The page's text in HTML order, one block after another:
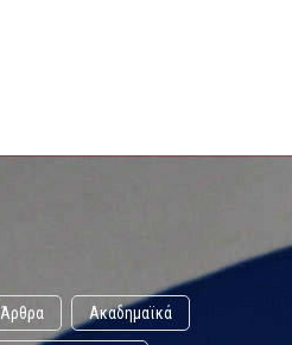
Άρθρα Ακαδημαϊκά